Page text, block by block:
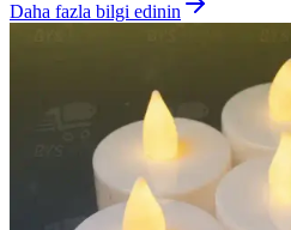
Daha fazla bilgi edinin